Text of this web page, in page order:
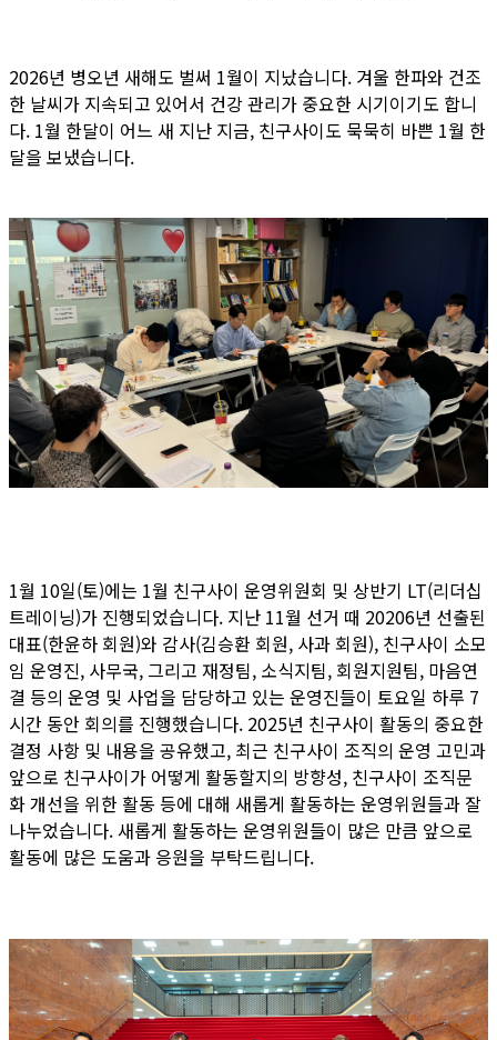
2026년 병오년 새해도 벌써 1월이 지났습니다. 겨울 한파와 건조
한 날씨가 지속되고 있어서 건강 관리가 중요한 시기이기도 합니
다. 1월 한달이 어느 새 지난 지금, 친구사이도 묵묵히 바쁜 1월 한
달을 보냈습니다.
1월 10일(토)에는 1월 친구사이 운영위원회 및 상반기 LT(리더십
트레이닝)가 진행되었습니다. 지난 11월 선거 때 20206년 선출된
대표(한윤하 회원)와 감사(김승환 회원, 사과 회원), 친구사이 소모
임 운영진, 사무국, 그리고 재정팀, 소식지팀, 회원지원팀, 마음연
결 등의 운영 및 사업을 담당하고 있는 운영진들이 토요일 하루 7
시간 동안 회의를 진행했습니다. 2025년 친구사이 활동의 중요한
결정 사항 및 내용을 공유했고, 최근 친구사이 조직의 운영 고민과
앞으로 친구사이가 어떻게 활동할지의 방향성, 친구사이 조직문
화 개선을 위한 활동 등에 대해 새롭게 활동하는 운영위원들과 잘
나누었습니다. 새롭게 활동하는 운영위원들이 많은 만큼 앞으로
활동에 많은 도움과 응원을 부탁드립니다.